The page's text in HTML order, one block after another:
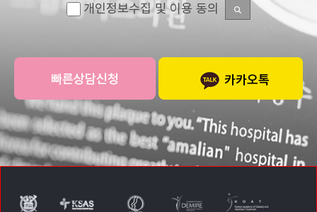
개인정보수집 및 이용 동의
카카오톡